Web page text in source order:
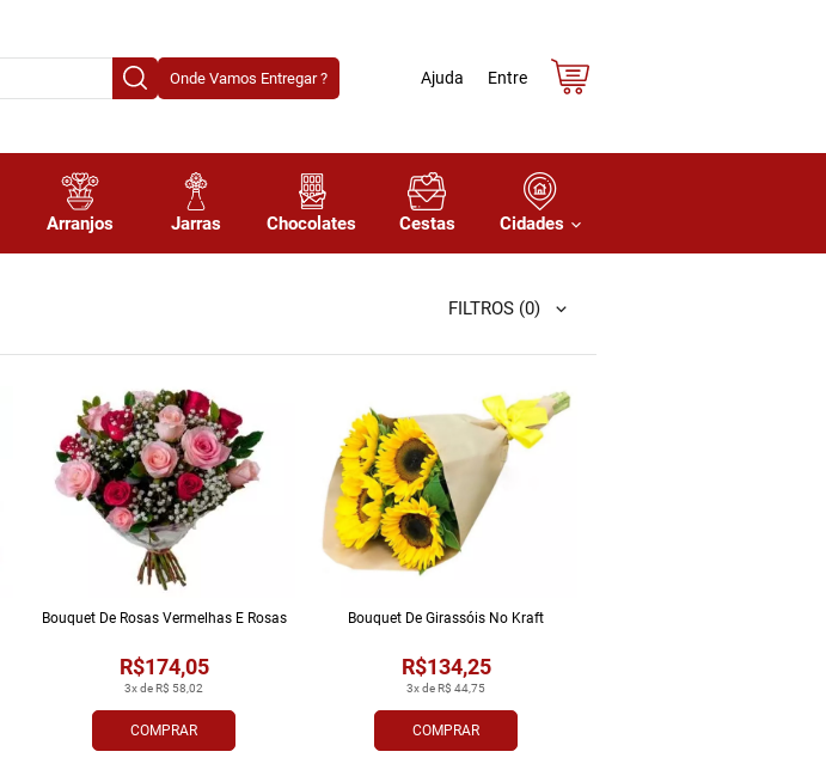
Onde Vamos Entregar ? Entre
Ajuda
Arranjos Jarras Chocolates Cestas Cidades
FILTROS (0)
COMPRAR
3x de R$ 58,02
R$174,05
Bouquet De Rosas Vermelhas E Rosas
COMPRAR
3x de R$ 44,75
R$134,25
Bouquet De Girassóis No Kraft